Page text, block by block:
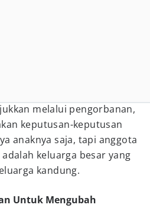
melalui pengorbanan,
keputusan-keputusan
anaknya saja, tapi anggota
keluarga besar yang
kandung.
Untuk Mengubah